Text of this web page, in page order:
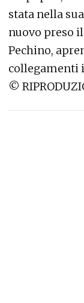
stata nella
nuovo preso
Pechino,
collegamenti
©